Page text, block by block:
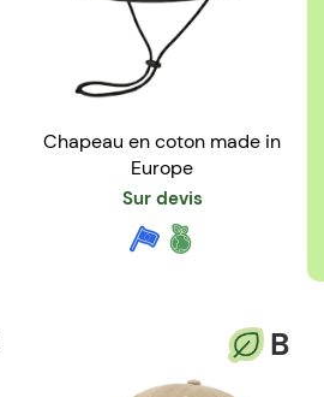
Chapeau en coton made in
Europe
Sur devis
B